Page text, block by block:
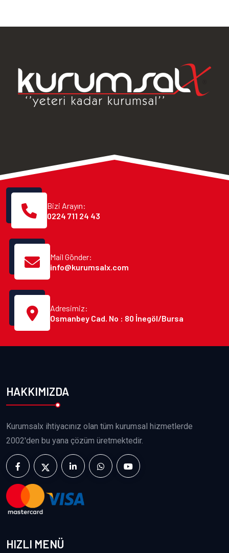
Bizi Arayın:
0224 711 24 43
Mail Gönder:
info@kurumsalx.com
Adresimiz:
Osmanbey Cad. No : 80 İnegöl/Bursa
HAKKIMIZDA
Kurumsalx ihtiyacınız olan tüm kurumsal hizmetlerde
2002'den bu yana çözüm üretmektedir.
HIZLI MENÜ